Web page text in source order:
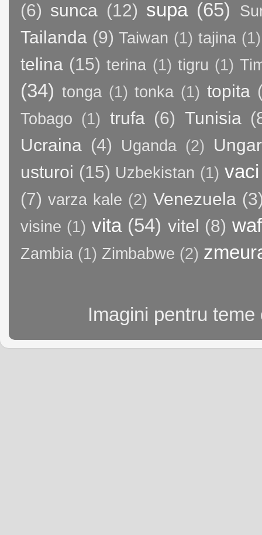
(6) sunca (12) supa (65)
Tailanda (9) Taiwan (1) tajina (1)
telina (15) terina (1) tigru (1)
(34) tonga (1) tonka (1) topita
Tobago (1) trufa (6) Tunisia
Ucraina (4) Uganda (2)
usturoi (15) Uzbekistan (1) vaci
(7) varza kale (2) Venezuela
visine (1) vita (54) vitel (8)
Zambia (1) Zimbabwe (2)
Imagini pentru